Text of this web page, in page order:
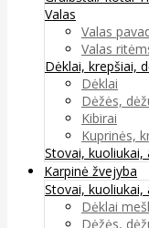
Valas
Valas
Valas
Dėklai, krepšiai,
Dėklai
Dėžės,
Kibirai
Kuprinės,
Stovai, kuoliukai,
Karpinė žvejyba
Stovai, kuoliukai,
Dėklai
Dėžės,